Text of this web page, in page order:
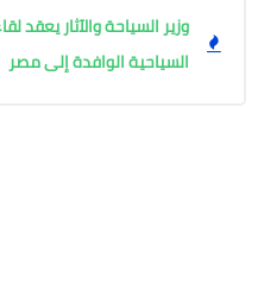
وزير السياحة والآثار يعقد
السياحية الوافدة إلى مصر